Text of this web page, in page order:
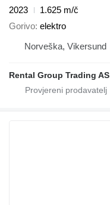
2023
1.625 m/č
Gorivo elektro
Norveška, Vikersund
Rental Group Trading AS